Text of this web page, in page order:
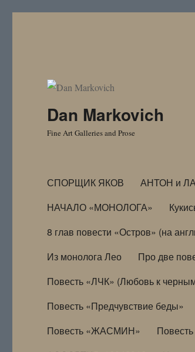
Dan Markovich
Fine Art Galleries and Prose
СПОРЩИК ЯКОВ АНТОН и
НАЧАЛО «МОНОЛОГА»
8 глав повести «Остров» (на
Из монолога Лео
Про две
Повесть «ЛЧК» (Любовь к
Повесть «Предчувствие беды»
Повесть «ЖАСМИН»